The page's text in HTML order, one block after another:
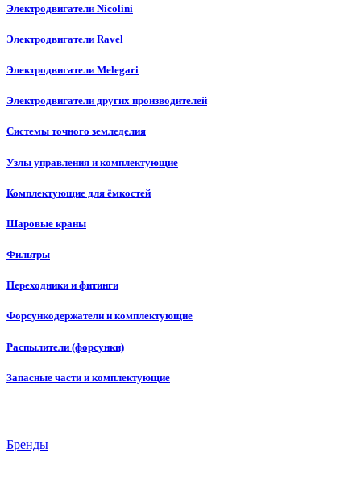
Электродвигатели Nicolini
Электродвигатели Ravel
Электродвигатели Melegari
Электродвигатели других производителей
Системы точного земледелия
Узлы управления и комплектующие
Комплектующие для ёмкостей
Шаровые краны
Фильтры
Переходники и фитинги
Форсункодержатели и комплектующие
Распылители (форсунки)
Запасные части и комплектующие
Бренды